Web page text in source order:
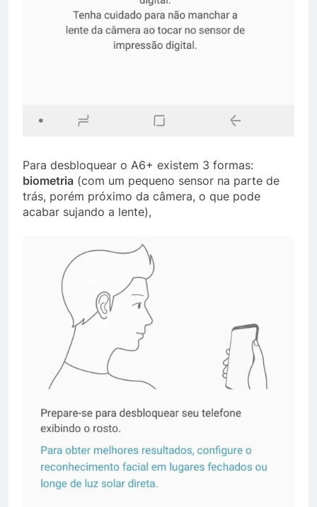
Para desbloquear o A6+ existem 3 formas:
biometria (com um pequeno sensor na parte de
trás, porém próximo da câmera, o que pode
acabar sujando a lente),